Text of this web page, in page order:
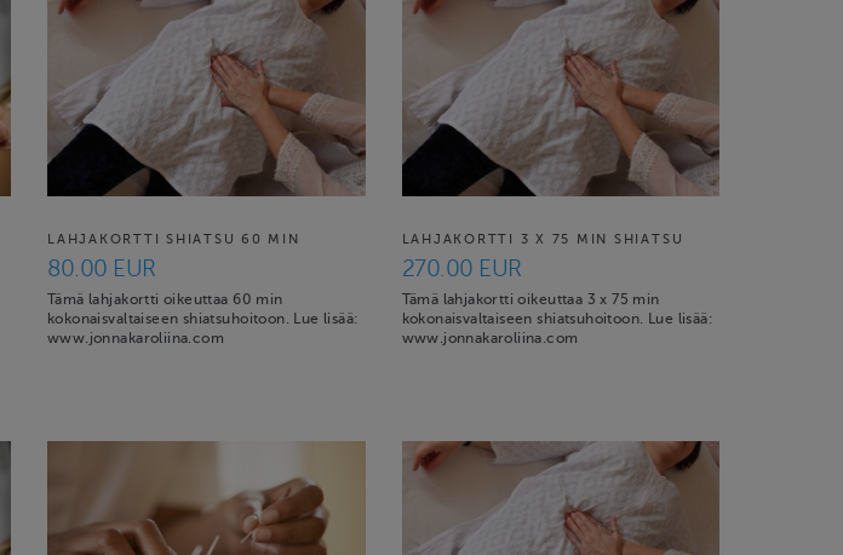
LAHJAKORTTI SHIATSU 60 MIN
80.00 EUR
Tämä lahjakortti oikeuttaa 60 min
kokonaisvaltaiseen shiatsuhoitoon. Lue lisää:
www.jonnakaroliina.com
LAHJAKORTTI 3 X 75 MIN SHIATSU
270.00 EUR
Tämä lahjakortti oikeuttaa 3 x 75 min
kokonaisvaltaiseen shiatsuhoitoon. Lue lisää:
www.jonnakaroliina.com